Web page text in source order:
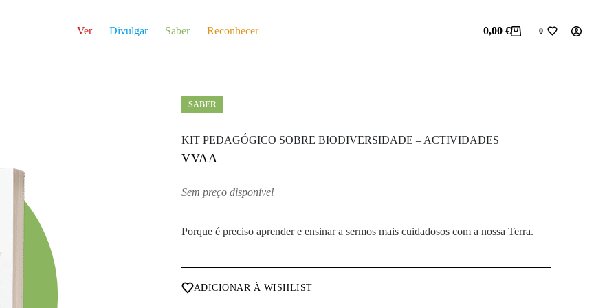
Ver Divulgar Saber Reconhecer
Carrinho
0,00 € Wishlist
0
SABER
KIT PEDAGÓGICO SOBRE BIODIVERSIDADE – ACTIVIDADES
VVAA
Sem preço disponível
Porque é preciso aprender e ensinar a sermos mais cuidadosos com a nossa Terra.
ADICIONAR À WISHLIST